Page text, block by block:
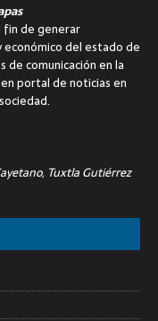
fin de generar
del estado de
de comunicación en la
portal de noticias en
Tuxtla Gutiérrez